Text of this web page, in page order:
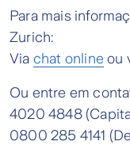
Para mais
Zurich:
Via chat online ou
Ou entre em
4020 4848
0800 285 4141